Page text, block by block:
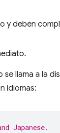
y deben
llama a la
idiomas:
Japanese.